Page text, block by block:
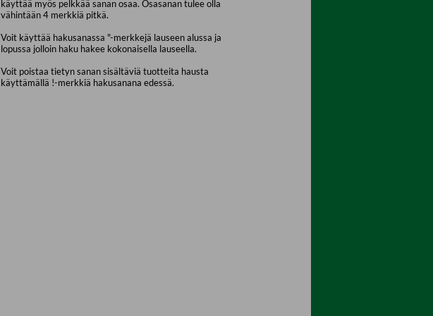
käyttää myös pelkkää sanan osaa. Osasanan tulee olla
vähintään 4 merkkiä pitkä.
Voit käyttää hakusanassa "-merkkejä lauseen alussa ja
lopussa jolloin haku hakee kokonaisella lauseella.
Voit poistaa tietyn sanan sisältäviä tuotteita hausta
käyttämällä !-merkkiä hakusanana edessä.